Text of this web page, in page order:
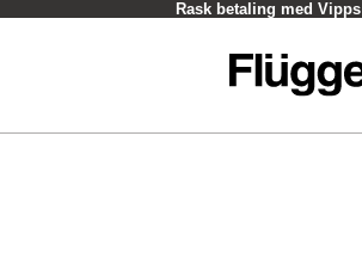
Rask betaling med Vipps